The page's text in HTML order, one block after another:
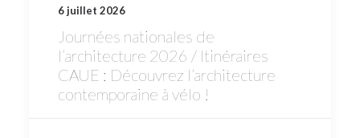
6 juillet 2026
Journées nationales de
l’architecture 2026 / Itinéraires
CAUE : Découvrez l’architecture
contemporaine à vélo !